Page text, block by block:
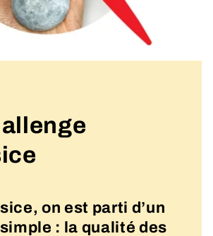
on est parti d’un
: la qualité des